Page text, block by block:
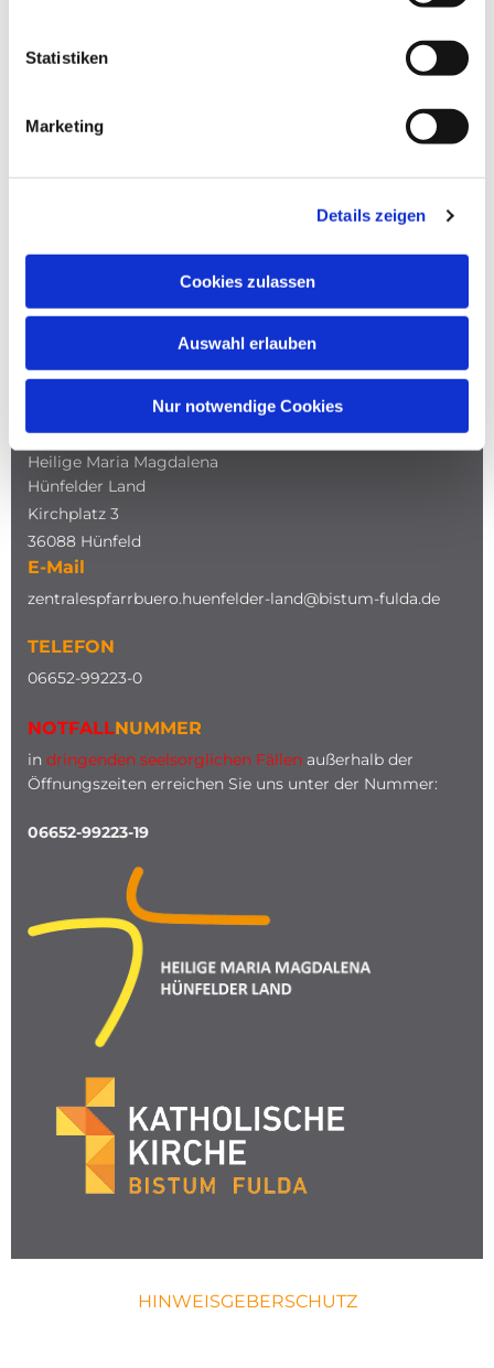
Statistiken
Marketing
Details zeigen
Cookies zulassen
Auswahl erlauben
Nur notwendige Cookies
NAVIGATION
Katholische Kirche
Heilige Maria Magdalena
Hünfelder Land
Kirchplatz 3
36088 Hünfeld
E-Mail
zentralespfarrbuero.huenfelder-land@bistum-fulda.de
TELEFON
06652-99223-0
NOTFALLNUMMER
in dringenden seelsorglichen Fällen außerhalb der
Öffnungszeiten erreichen Sie uns unter der Nummer:
06652-99223-19
HINWEISGEBERSCHUTZ